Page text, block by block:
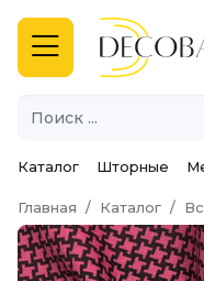
Каталог Шторные
Главная Каталог